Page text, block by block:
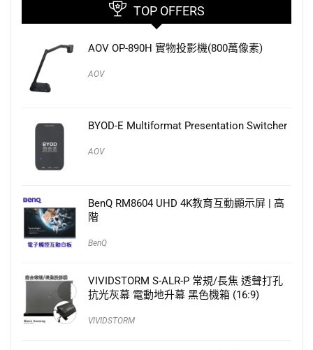
TOP OFFERS
AOV OP-890H 實物投影機(800萬像素)
AOV
BYOD-E Multiformat Presentation Switcher
AOV
BenQ RM8604 UHD 4K教育互動顯示屏 | 高
階
BenQ
VIVIDSTORM S-ALR-P 常規/長焦 透聲打孔
抗光灰幕 電動地升幕 黑色機箱 (16:9)
VIVIDSTORM